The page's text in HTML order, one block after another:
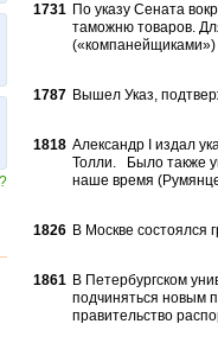
1731 По указу Сената
таможню товаров.
1787 Вышел Указ,
1818 Александр I издал
Толли. Было также
наше время
1826 В Москве состоялся
1861 В Петербургском
подчиняться новым
правительство